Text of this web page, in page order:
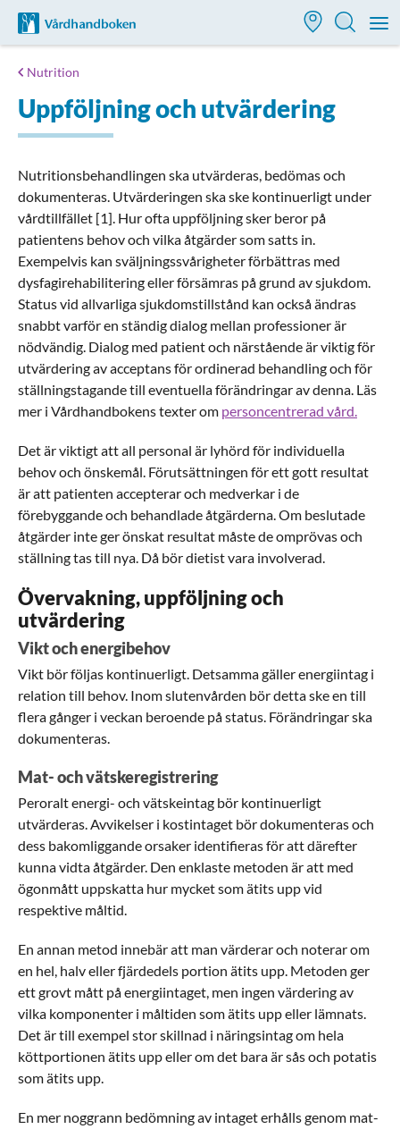
Till startsidan för Vårdhandboken
Nutrition
Uppföljning och utvärdering
Nutritionsbehandlingen ska utvärderas, bedömas och
dokumenteras. Utvärderingen ska ske kontinuerligt under
vårdtillfället [1]. Hur ofta uppföljning sker beror på
patientens behov och vilka åtgärder som satts in.
Exempelvis kan sväljningssvårigheter förbättras med
dysfagirehabilitering eller försämras på grund av sjukdom.
Status vid allvarliga sjukdomstillstånd kan också ändras
snabbt varför en ständig dialog mellan professioner är
nödvändig. Dialog med patient och närstående är viktig för
utvärdering av acceptans för ordinerad behandling och för
ställningstagande till eventuella förändringar av denna. Läs
mer i Vårdhandbokens texter om personcentrerad vård.
Det är viktigt att all personal är lyhörd för individuella
behov och önskemål. Förutsättningen för ett gott resultat
är att patienten accepterar och medverkar i de
förebyggande och behandlade åtgärderna. Om beslutade
åtgärder inte ger önskat resultat måste de omprövas och
ställning tas till nya. Då bör dietist vara involverad.
Övervakning, uppföljning och
utvärdering
Vikt och energibehov
Vikt bör följas kontinuerligt. Detsamma gäller energiintag i
relation till behov. Inom slutenvården bör detta ske en till
flera gånger i veckan beroende på status. Förändringar ska
dokumenteras.
Mat- och vätskeregistrering
Peroralt energi- och vätskeintag bör kontinuerligt
utvärderas. Avvikelser i kostintaget bör dokumenteras och
dess bakomliggande orsaker identifieras för att därefter
kunna vidta åtgärder. Den enklaste metoden är att med
ögonmått uppskatta hur mycket som ätits upp vid
respektive måltid.
En annan metod innebär att man värderar och noterar om
en hel, halv eller fjärdedels portion ätits upp. Metoden ger
ett grovt mått på energiintaget, men ingen värdering av
vilka komponenter i måltiden som ätits upp eller lämnats.
Det är till exempel stor skillnad i näringsintag om hela
köttportionen ätits upp eller om det bara är sås och potatis
som ätits upp.
En mer noggrann bedömning av intaget erhålls genom mat-